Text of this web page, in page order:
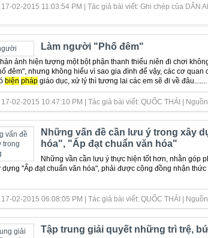
02-2015 11:03:54 PM | Tác giả bài viết: Ghi chép của DÂN
Làm người "Phố đêm"
ảnh hiện tượng một bột phận thanh thiếu niên đi chơi
đêm", nhưng không hiểu vì sao gia đình để vậy, các cơ quan
biện pháp giáo dục, xử lý thì tương lai các em sẽ đi về đâu.......
02-2015 10:47:10 PM | Tác giả bài viết: QUỐC THÁI |
Những vấn đề cần lưu ý trong xây
hóa", "Ấp đạt chuẩn văn hóa"
Những vần cần lưu ý thực hiện tốt hơn, nhằn góp
dựng "Ấp đạt chuẩn văn hóa", phải được cộng đồng nhận
02-2015 06:08:05 PM | Tác giả bài viết: QUỐC THÁI |
Tập trung giải quyết những trì trệ,